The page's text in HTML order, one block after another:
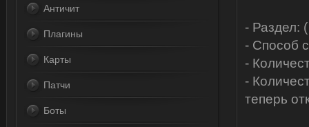
- Раздел:
- Способ
-
-
теперь
Античит
Плагины
Карты
Патчи
Боты